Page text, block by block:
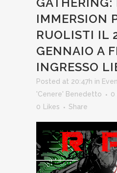
IMMERSION
RUOLISTI IL
GENNAIO A
INGRESSO
Posted at 20:47h in
'Cenere' Benedetto
0
0 Likes Share